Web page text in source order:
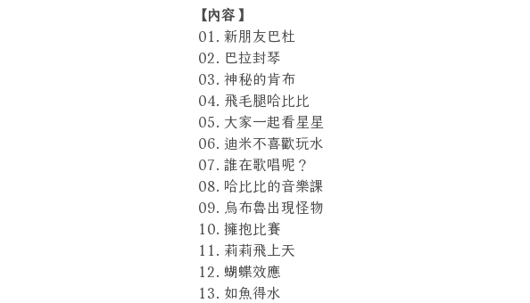
【內容】
01. 新朋友巴杜
02. 巴拉封琴
03. 神秘的肯布
04. 飛毛腿哈比比
05. 大家一起看星星
06. 迪米不喜歡玩水
07. 誰在歌唱呢？
08. 哈比比的音樂課
09. 烏布魯出現怪物
10. 擁抱比賽
11. 莉莉飛上天
12. 蝴蝶效應
13. 如魚得水